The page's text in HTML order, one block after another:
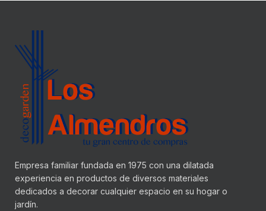
Empresa familiar fundada en 1975 con una dilatada
experiencia en productos de diversos materiales
dedicados a decorar cualquier espacio en su hogar o
jardín.